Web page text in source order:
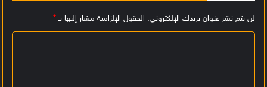
لن يتم نشر عنوان بريدك الإلكتروني. الحقول الإلزامية مشار إليها بـ*